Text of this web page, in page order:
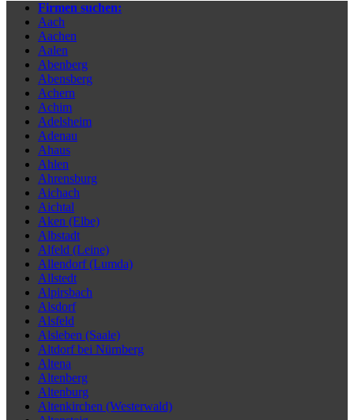
Firmen suchen:
Aach
Aachen
Aalen
Abenberg
Abensberg
Achern
Achim
Adelsheim
Adenau
Ahaus
Ahlen
Ahrensburg
Aichach
Aichtal
Aken (Elbe)
Albstadt
Alfeld (Leine)
Allendorf (Lumda)
Allstedt
Alpirsbach
Alsdorf
Alsfeld
Alsleben (Saale)
Altdorf bei Nürnberg
Altena
Altenberg
Altenburg
Altenkirchen (Westerwald)